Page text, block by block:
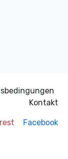
Kontakt
Facebook